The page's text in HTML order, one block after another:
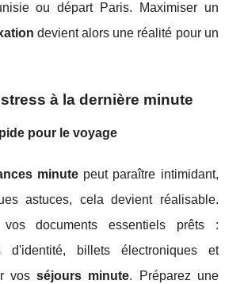
ou départ Paris. Maximiser un
devient alors une réalité pour un
à la dernière minute
pour le voyage
minutepeut paraître intimidant,
astuces, cela devient réalisable.
vos documents essentiels prêts :
d'identité, billets électroniques et
vosséjours minute. Préparez une